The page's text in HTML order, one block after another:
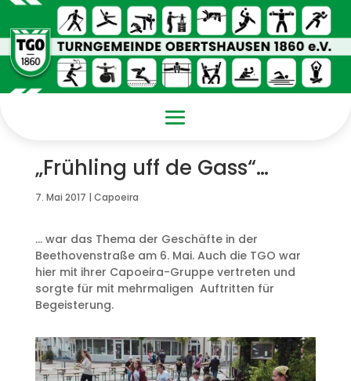
„Frühling uff de Gass“…
7. Mai 2017 | Capoeira
… war das Thema der Geschäfte in der
Beethovenstraße am 6. Mai. Auch die TGO war
hier mit ihrer Capoeira-Gruppe vertreten und
sorgte für mit mehrmaligen Auftritten für
Begeisterung.